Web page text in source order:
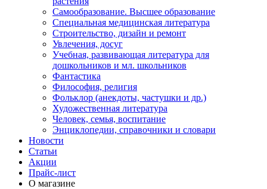
Самообразование. Высшее образование
Специальная медицинская литература
Строительство, дизайн и ремонт
Увлечения, досуг
Учебная, развивающая литература для
дошкольников и мл. школьников
Фантастика
Философия, религия
Фольклор (анекдоты, частушки и др.)
Художественная литература
Человек, семья, воспитание
Энциклопедии, справочники и словари
Новости
Статьи
Акции
Прайс-лист
О магазине